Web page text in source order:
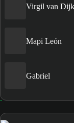
Virgil van Dijk
Mapi León
Gabriel